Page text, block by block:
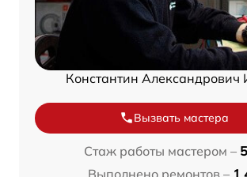
Константин Александрович
Вызвать мастера
Стаж работы мастером –
Выполнено ремонтов – 1